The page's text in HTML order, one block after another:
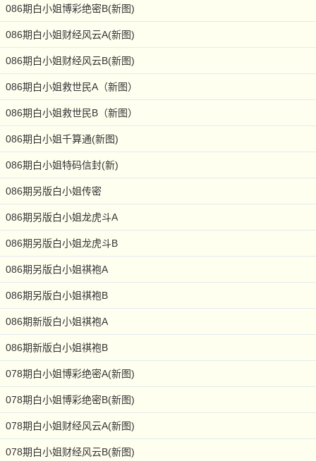
086期白小姐博彩绝密B(新图)
086期白小姐财经风云A(新图)
086期白小姐财经风云B(新图)
086期白小姐救世民A（新图）
086期白小姐救世民B（新图）
086期白小姐千算通(新图)
086期白小姐特码信封(新)
086期另版白小姐传密
086期另版白小姐龙虎斗A
086期另版白小姐龙虎斗B
086期另版白小姐祺袍A
086期另版白小姐祺袍B
086期新版白小姐祺袍A
086期新版白小姐祺袍B
078期白小姐博彩绝密A(新图)
078期白小姐博彩绝密B(新图)
078期白小姐财经风云A(新图)
078期白小姐财经风云B(新图)